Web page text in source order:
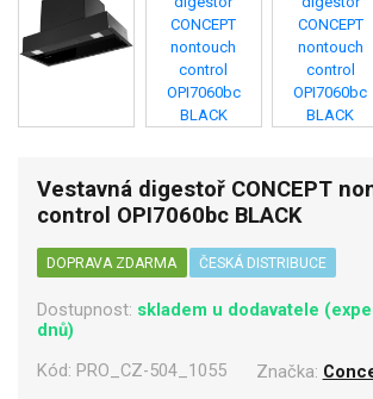
Vestavná digestoř CONCEPT
control OPI7060bc BLACK
DOPRAVA ZDARMA ČESKÁ DISTRIBUCE
Dostupnost: skladem u dodavatele
dnů)
Kód: PRO_CZ-504_1055 Značka: